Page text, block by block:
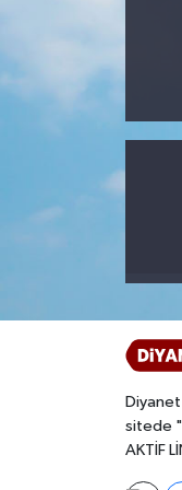
sitede
AKTİF
Balıkesir
Batman
Bayburt
Bilecik
Bingöl
Sahabeler
DİYANET
Dünya
Kültür-Sanat